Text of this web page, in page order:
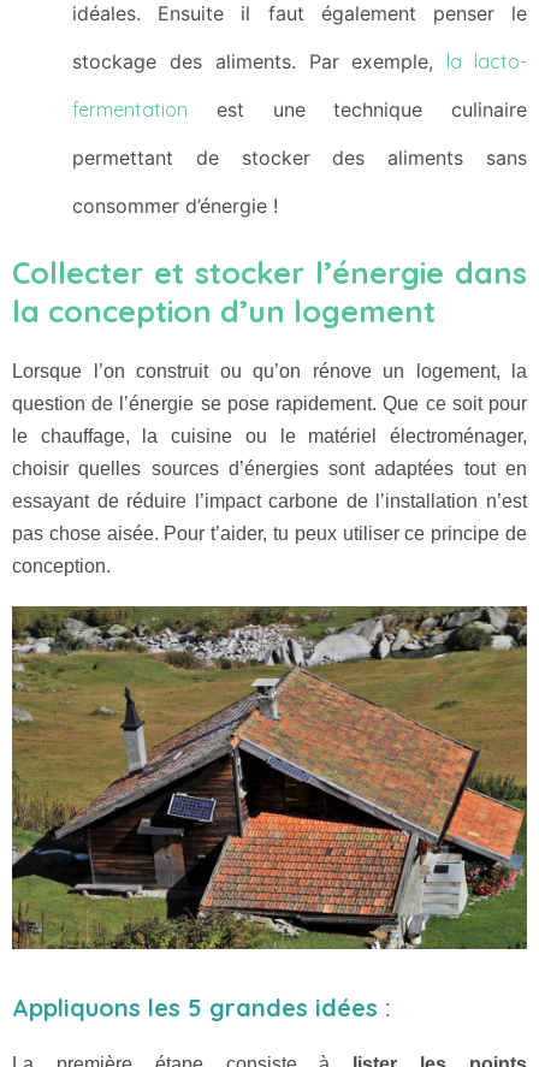
idéales. Ensuite il faut également penser le
stockage des aliments. Par exemple, la lacto-
fermentation est une technique culinaire
permettant de stocker des aliments sans
consommer d’énergie !
Collecter et stocker l’énergie dans
la conception d’un logement
Lorsque l’on construit ou qu’on rénove un logement, la
question de l’énergie se pose rapidement. Que ce soit pour
le chauffage, la cuisine ou le matériel électroménager,
choisir quelles sources d’énergies sont adaptées tout en
essayant de réduire l’impact carbone de l’installation n’est
pas chose aisée. Pour t’aider, tu peux utiliser ce principe de
conception.
Appliquons les 5 grandes idées :